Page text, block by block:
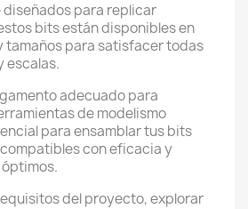
para replicar
bits están disponibles en
tamaños para satisfacer todas
escalas.
adecuado para
de modelismo
para ensamblar tus bits
con eficacia y
del proyecto, explorar